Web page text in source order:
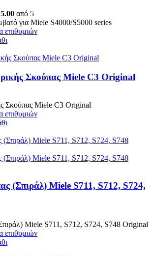
5.00 από 5
για Miele S4000/S5000 series
επιθυμιών
Σκούπας Miele C3 Original
Σκούπας Miele C3 Original
επιθυμιών
(Σπιράλ) Miele S711, S712, S724,
Miele S711, S712, S724, S748 Original
επιθυμιών